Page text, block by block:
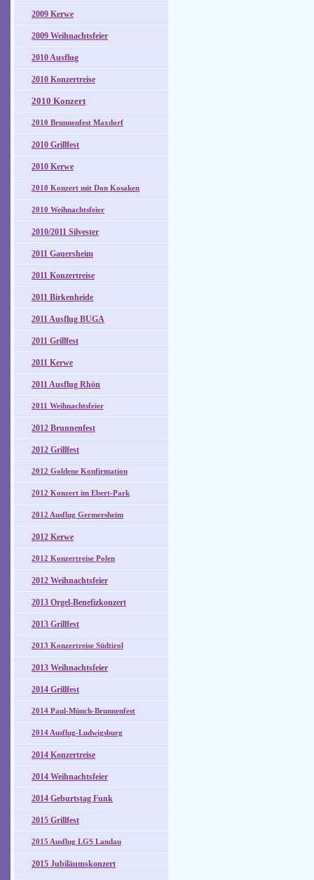
2009 Kerwe
2009 Weihnachtsfeier
2010 Ausflug
2010 Konzertreise
2010 Konzert
2010 Brunnenfest Maxdorf
2010 Grillfest
2010 Kerwe
2010 Konzert mit Don Kosaken
2010 Weihnachtsfeier
2010/2011 Silvester
2011 Gauersheim
2011 Konzertreise
2011 Birkenheide
2011 Ausflug BUGA
2011 Grillfest
2011 Kerwe
2011 Ausflug Rhön
2011 Weihnachtsfeier
2012 Brunnenfest
2012 Grillfest
2012 Goldene Konfirmation
2012 Konzert im Ebert-Park
2012 Ausflug Germersheim
2012 Kerwe
2012 Konzertreise Polen
2012 Weihnachtsfeier
2013 Orgel-Benefizkonzert
2013 Grillfest
2013 Konzertreise Südtirol
2013 Weihnachtsfeier
2014 Grillfest
2014 Paul-Münch-Brunnenfest
2014 Ausflug-Ludwigsburg
2014 Konzertreise
2014 Weihnachtsfeier
2014 Geburtstag Funk
2015 Grillfest
2015 Ausflug LGS Landau
2015 Jubiläumskonzert